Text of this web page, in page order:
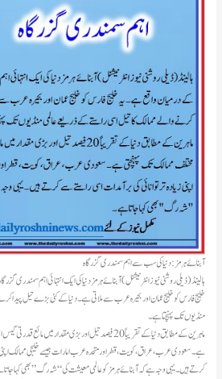
آبنائے ہرمز: دنیا کی سب سے اہم سمندری گزرگاہ
ہالینڈ(ڈیلی روشنی نیوز انٹرنیشنل )آبنائے ہرمز دنیا کی ایک انتہائی اہم سمندری
خلیج فارس کو خلیج عمان اور بحیرہ عرب سے ملاتی ہے۔ دنیا کے کئی بڑے تیل پیدا
منڈیوں تک پہنچتا ہے۔
ماہرین کے مطابق دنیا کے تقریباً 20 فیصد تیل اور بڑی مقدار
ہے۔ سعودی عرب، عراق، کویت، قطر اور متحدہ عرب امارات جیسے خلیجی ممالک اپنی
کرتے ہیں۔ یہی وجہ ہے کہ آبنائے ہرمز کو عالمی معیشت کی “شہ رگ” بھی کہا